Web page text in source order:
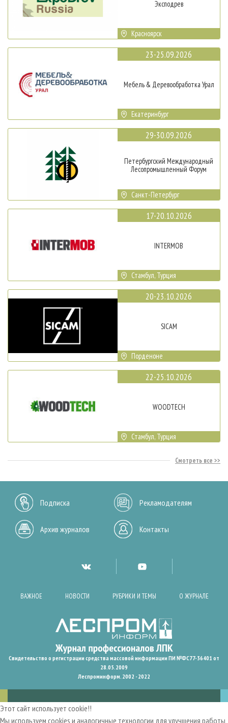
Эксподрев
Красноярск
23-25.09.2026
Мебель & Деревообработка Урал
Екатеринбург
29-30.09.2026
Петербургский Международный
Лесопромышленный Форум
Санкт-Петербург
17-20.10.2026
INTERMOB
Стамбул, Турция
20-23.10.2026
SICAM
Порденоне
22-25.10.2026
WOODTECH
Стамбул, Турция
Смотреть все
Подписка Рекламодателям
Архив журналов Контакты
ВАЖНОЕ НОВОСТИ РУБРИКИ И ТЕМЫ О ЖУРНАЛЕ
Свидетельство о регистрации средства массовой информации ПИ №ФС77-36401 от
28.05.2009
Леспроминформ. 2002 - 2022
Этот сайт использует cookie!!
Мы используем cookies и аналогичные технологии для улучшения работы